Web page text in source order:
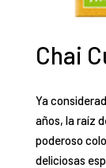
Chai
Ya
años, la raíz
poderoso
deliciosas